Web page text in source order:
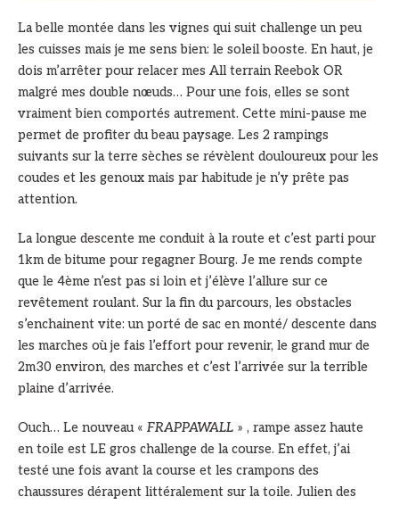
La belle montée dans les vignes qui suit challenge un peu
les cuisses mais je me sens bien: le soleil booste. En haut, je
dois m’arrêter pour relacer mes All terrain Reebok OR
malgré mes double nœuds… Pour une fois, elles se sont
vraiment bien comportés autrement. Cette mini-pause me
permet de profiter du beau paysage. Les 2 rampings
suivants sur la terre sèches se révèlent douloureux pour les
coudes et les genoux mais par habitude je n’y prête pas
attention.
La longue descente me conduit à la route et c’est parti pour
1km de bitume pour regagner Bourg. Je me rends compte
que le 4ème n’est pas si loin et j’élève l’allure sur ce
revêtement roulant. Sur la fin du parcours, les obstacles
s’enchainent vite: un porté de sac en monté/ descente dans
les marches où je fais l’effort pour revenir, le grand mur de
2m30 environ, des marches et c’est l’arrivée sur la terrible
plaine d’arrivée.
Ouch… Le nouveau « FRAPPAWALL » , rampe assez haute
en toile est LE gros challenge de la course. En effet, j’ai
testé une fois avant la course et les crampons des
chaussures dérapent littéralement sur la toile. Julien des